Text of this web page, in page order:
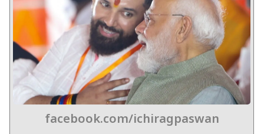
facebook.com/ichiragpaswan